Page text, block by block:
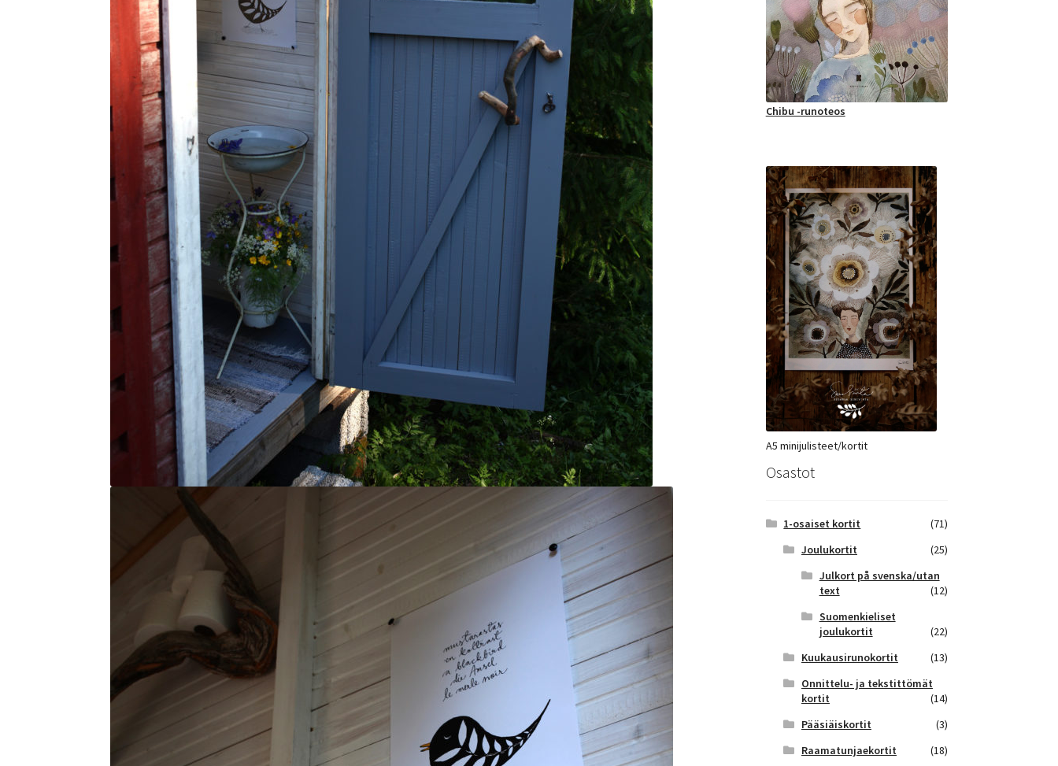
Chibu -runoteos
A5 minijulisteet/kortit
Osastot
1-osaiset kortit
(71)
Joulukortit
(25)
Julkort på svenska/utan
text
(12)
Suomenkieliset
joulukortit
(22)
Kuukausirunokortit
(13)
Onnittelu- ja tekstittömät
kortit
(14)
Pääsiäiskortit
(3)
Raamatunjaekortit
(18)